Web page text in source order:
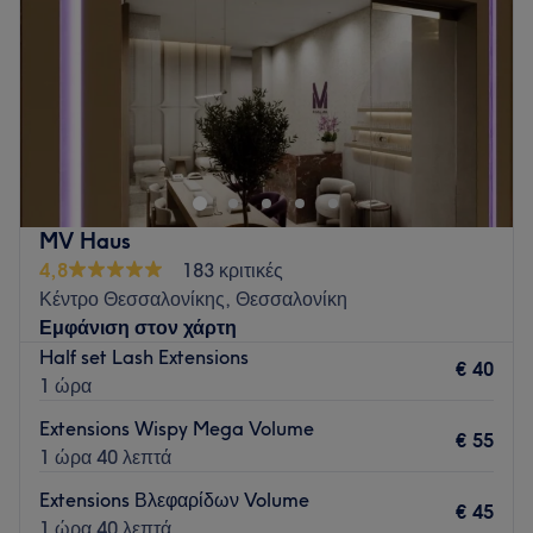
10:00
17:00
Στο BeautyVibes δημιουργούμε μια ξεχωριστή εμπειρία
περιποίησης για κάθε γυναίκα που θέλει να νιώθει όμορφη
κάθε στιγμή! Ο χώρος μας, ροζ και ζεστός, βρίσκεται στην
καρδιά της Θεσσαλονίκης και είναι το ιδανικό spot για λίγη
απαραίτητη self-care.
Go to venue
MV Haus
4,8
183 κριτικές
Κέντρο Θεσσαλονίκης, Θεσσαλονίκη
Εμφάνιση στον χάρτη
Half set Lash Extensions
1 ώρα
€ 40
Extensions Wispy Mega Volume
1 ώρα 40 λεπτά
€ 55
Extensions Βλεφαρίδων Volume
1 ώρα 40 λεπτά
€ 45